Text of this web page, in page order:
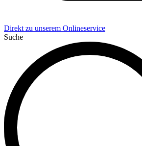
Direkt zu unserem Onlineservice
Suche